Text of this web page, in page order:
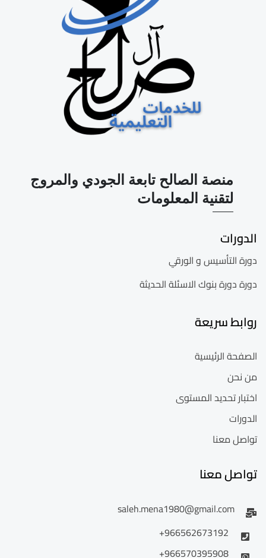
منصة الصالح تابعة الجودي والمروج
لتقنية المعلومات
الدورات
دورة التأسيس و الورقي
دورة دورة بنوك الاسئلة الحديثة
روابط سريعة
الصفحة الرئيسية
من نحن
اختبار تحديد المستوى
الدورات
تواصل معنا
تواصل معنا
saleh.mena1980@gmail.com
966562673192+
966570395908+